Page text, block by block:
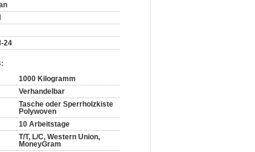
24
1000 Kilogramm
Verhandelbar
Tasche oder Sperrholzkiste
Polywoven
10 Arbeitstage
T/T, L/C, Western Union,
MoneyGram